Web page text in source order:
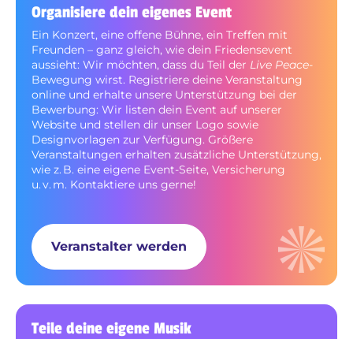
Organisiere dein eigenes Event
Ein Konzert, eine offene Bühne, ein Treffen mit
Freunden – ganz gleich, wie dein Friedensevent
aussieht: Wir möchten, dass du Teil der Live Peace-
Bewegung wirst. Registriere deine Veranstaltung
online und erhalte unsere Unterstützung bei der
Bewerbung: Wir listen dein Event auf unserer
Website und stellen dir unser Logo sowie
Designvorlagen zur Verfügung. Größere
Veranstaltungen erhalten zusätzliche Unterstützung,
wie z. B. eine eigene Event-Seite, Versicherung
u. v. m. Kontaktiere uns gerne!
Veranstalter werden
Teile deine eigene Musik